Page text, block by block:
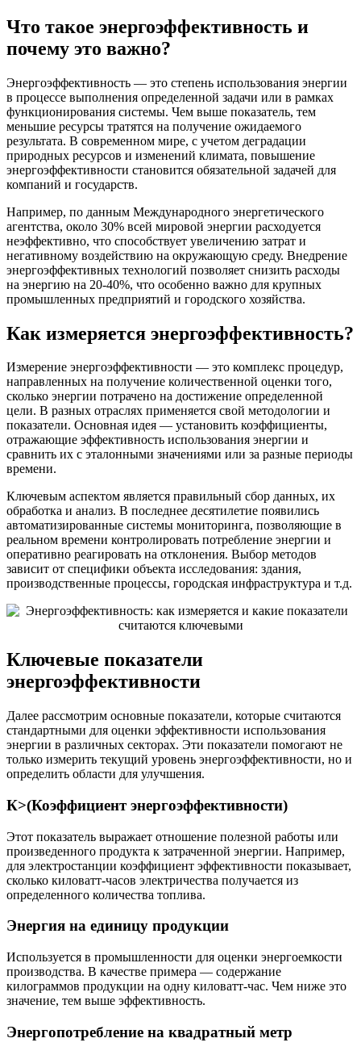
Что такое энергоэффективность и
почему это важно?
Энергоэффективность — это степень использования энергии
в процессе выполнения определенной задачи или в рамках
функционирования системы. Чем выше показатель, тем
меньшие ресурсы тратятся на получение ожидаемого
результата. В современном мире, с учетом деградации
природных ресурсов и изменений климата, повышение
энергоэффективности становится обязательной задачей для
компаний и государств.
Например, по данным Международного энергетического
агентства, около 30% всей мировой энергии расходуется
неэффективно, что способствует увеличению затрат и
негативному воздействию на окружающую среду. Внедрение
энергоэффективных технологий позволяет снизить расходы
на энергию на 20-40%, что особенно важно для крупных
промышленных предприятий и городского хозяйства.
Как измеряется энергоэффективность?
Измерение энергоэффективности — это комплекс процедур,
направленных на получение количественной оценки того,
сколько энергии потрачено на достижение определенной
цели. В разных отраслях применяется свой методологии и
показатели. Основная идея — установить коэффициенты,
отражающие эффективность использования энергии и
сравнить их с эталонными значениями или за разные периоды
времени.
Ключевым аспектом является правильный сбор данных, их
обработка и анализ. В последнее десятилетие появились
автоматизированные системы мониторинга, позволяющие в
реальном времени контролировать потребление энергии и
оперативно реагировать на отклонения. Выбор методов
зависит от специфики объекта исследования: здания,
производственные процессы, городская инфраструктура и т.д.
Ключевые показатели
энергоэффективности
Далее рассмотрим основные показатели, которые считаются
стандартными для оценки эффективности использования
энергии в различных секторах. Эти показатели помогают не
только измерить текущий уровень энергоэффективности, но и
определить области для улучшения.
К>(Коэффициент энергоэффективности)
Этот показатель выражает отношение полезной работы или
произведенного продукта к затраченной энергии. Например,
для электростанции коэффициент эффективности показывает,
сколько киловатт-часов электричества получается из
определенного количества топлива.
Энергия на единицу продукции
Используется в промышленности для оценки энергоемкости
производства. В качестве примера — содержание
килограммов продукции на одну киловатт-час. Чем ниже это
значение, тем выше эффективность.
Энергопотребление на квадратный метр